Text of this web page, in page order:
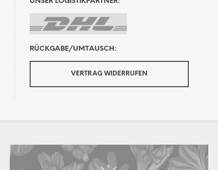
RÜCKGABE/UMTAUSCH:
VERTRAG WIDERRUFEN